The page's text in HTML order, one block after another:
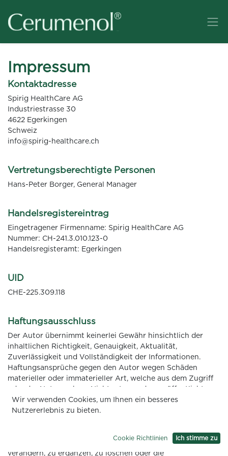
Impressum
Kontaktadresse
Spirig HealthCare AG
Industriestrasse 30
4622 Egerkingen
Schweiz
info@spirig-healthcare.ch
Vertretungsberechtigte Personen
Hans-Peter Borger, General Manager
Handelsregistereintrag
Eingetragener Firmenname: Spirig HealthCare AG
Nummer: CH-241.3.010.123-0
Handelsregisteramt: Egerkingen
UID
CHE-225.309.118
Haftungsausschluss
Der Autor übernimmt keinerlei Gewähr hinsichtlich der
inhaltlichen Richtigkeit, Genauigkeit, Aktualität,
Zuverlässigkeit und Vollständigkeit der Informationen.
Haftungsansprüche gegen den Autor wegen Schäden
materieller oder immaterieller Art, welche aus dem Zugriff
Informationen, durch Missbrauch der Verbindung oder
durch technische Störungen entstanden sind, werden
Autor behält es sich ausdrücklich vor, Teile der Seiten oder
das gesamte Angebot ohne gesonderte Ankündigung zu
verändern, zu ergänzen, zu löschen oder die
Wir verwenden Cookies, um Ihnen ein besseres
Nutzererlebnis zu bieten.
Cookie Richtlinien Ich stimme zu